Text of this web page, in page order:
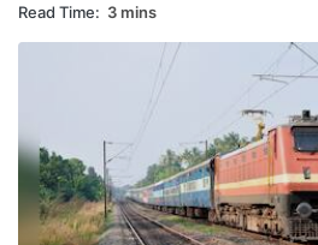
Read Time: 3 mins